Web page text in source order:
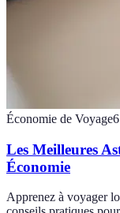
Économie de Voyage6
Les Meilleures
Économie
Apprenez à voyager